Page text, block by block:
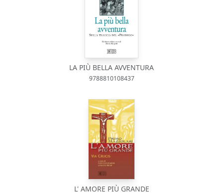
LA PIÙ BELLA AVVENTURA
9788810108437
L' AMORE PIÙ GRANDE